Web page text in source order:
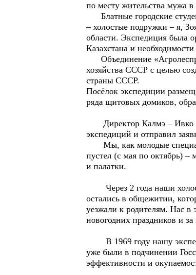
по месту жительства мужа
Блатные городские
– холостые подружки – я,
области. Экспедиция была
Казахстана и
Объединение
хозяйства СССР с целью
страны СССР.
Посёлок экспедиции
ряда щитовых домиков,
Директор Калмэ – Ивко
экспедиций и отправил
Мы, как молодые
пустел (с мая по октябрь) –
и палатки.
Через 2 года наши
остались в общежитии,
уезжали к родителям. Нас в
новогодних праздников и
В 1969 году нашу
уже были в подчинении
эффективности и